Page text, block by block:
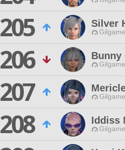
205
Silver
206
Bunny
207
208
Iddiss